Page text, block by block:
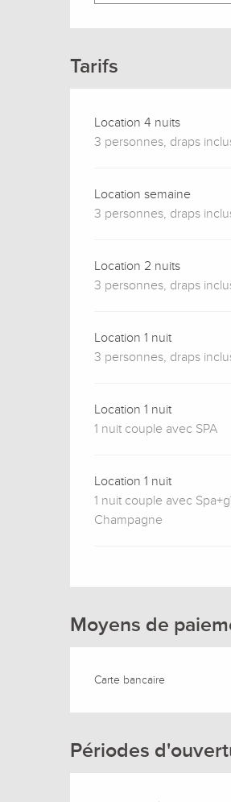
Tarifs
Location 4 nuits
3 personnes, draps
Location semaine
3 personnes, draps
Location 2 nuits
3 personnes, draps
Location 1 nuit
3 personnes, draps
Location 1 nuit
1 nuit couple avec SPA
Location 1 nuit
1 nuit couple avec
Champagne
Moyens de
Carte bancaire
Périodes